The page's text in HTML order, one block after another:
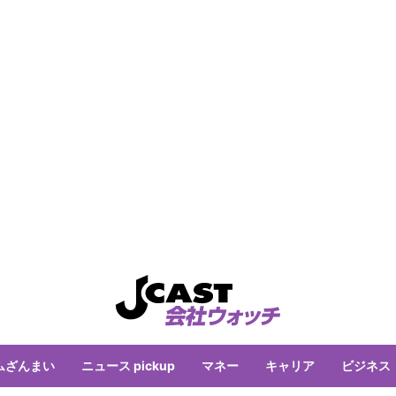
ざんまい ニュース pickup マネー キャリア ビジネス